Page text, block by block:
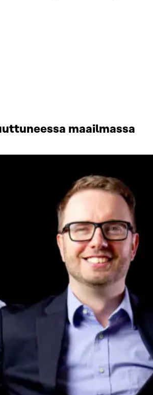
maailmassa